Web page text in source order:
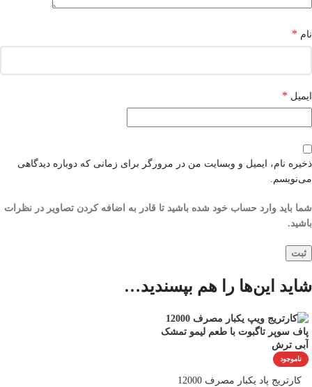
نام *
ایمیل *
ذخیره نام، ایمیل و وبسایت من در مرورگر برای زمانی که دوباره دیدگاهی
می‌نویسم.
شما باید وارد حساب خود شده باشید تا قادر به اضافه کردن تصاویر در نظرات
باشید.
شاید این‌ها را هم بپسندید…
ناموجود
کارتریج پاد یکبار مصرف 12000